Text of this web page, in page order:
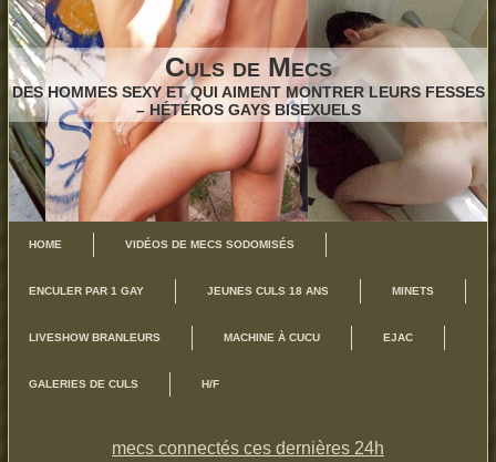
Culs de Mecs
DES HOMMES SEXY ET QUI AIMENT MONTRER LEURS FESSES
– HÉTÉROS GAYS BISEXUELS
HOME VIDÉOS DE MECS SODOMISÉS
ENCULER PAR 1 GAY JEUNES CULS 18 ANS MINETS
LIVESHOW BRANLEURS MACHINE À CUCU EJAC
GALERIES DE CULS H/F
mecs connectés ces dernières 24h